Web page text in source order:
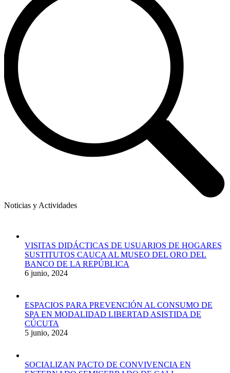
Noticias y Actividades
VISITAS DIDÁCTICAS DE USUARIOS DE HOGARES
SUSTITUTOS CAUCA AL MUSEO DEL ORO DEL
BANCO DE LA REPÚBLICA
6 junio, 2024
ESPACIOS PARA PREVENCIÓN AL CONSUMO DE
SPA EN MODALIDAD LIBERTAD ASISTIDA DE
CÚCUTA
5 junio, 2024
SOCIALIZAN PACTO DE CONVIVENCIA EN